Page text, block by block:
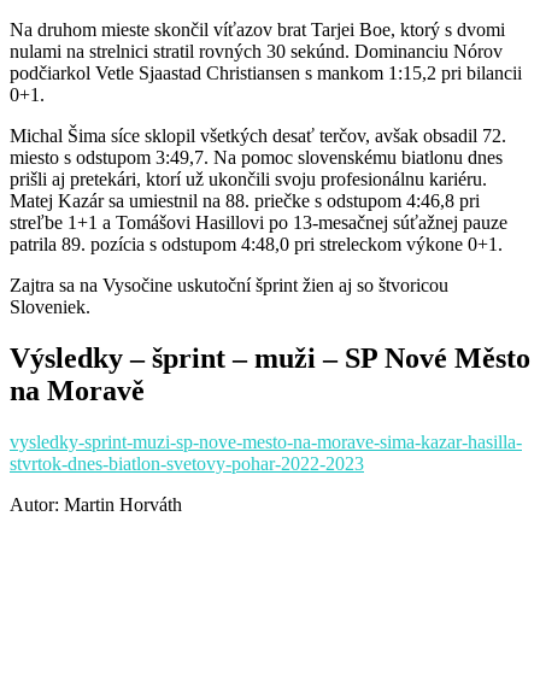
Na druhom mieste skončil víťazov brat Tarjei Boe, ktorý s dvomi
nulami na strelnici stratil rovných 30 sekúnd. Dominanciu Nórov
podčiarkol Vetle Sjaastad Christiansen s mankom 1:15,2 pri bilancii
0+1.
Michal Šima síce sklopil všetkých desať terčov, avšak obsadil 72.
miesto s odstupom 3:49,7. Na pomoc slovenskému biatlonu dnes
prišli aj pretekári, ktorí už ukončili svoju profesionálnu kariéru.
Matej Kazár sa umiestnil na 88. priečke s odstupom 4:46,8 pri
streľbe 1+1 a Tomášovi Hasillovi po 13-mesačnej súťažnej pauze
patrila 89. pozícia s odstupom 4:48,0 pri streleckom výkone 0+1.
Zajtra sa na Vysočine uskutoční šprint žien aj so štvoricou
Sloveniek.
Výsledky – šprint – muži – SP Nové Město
na Moravě
vysledky-sprint-muzi-sp-nove-mesto-na-morave-sima-kazar-hasilla-
stvrtok-dnes-biatlon-svetovy-pohar-2022-2023
Autor: Martin Horváth